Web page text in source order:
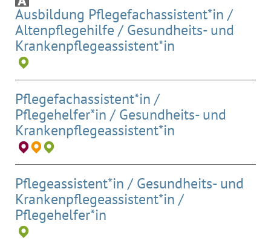
Ausbildung Pflegefachassistent*in /
Altenpflegehilfe / Gesundheits- und
Krankenpflegeassistent*in
Pflegefachassistent*in /
Pflegehelfer*in / Gesundheits- und
Krankenpflegeassistent*in
Pflegeassistent*in / Gesundheits- und
Krankenpflegeassistent*in /
Pflegehelfer*in